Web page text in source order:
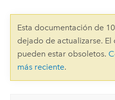
Esta documentación de
dejado de actualizarse.
pueden estar obsoletos.
más reciente.